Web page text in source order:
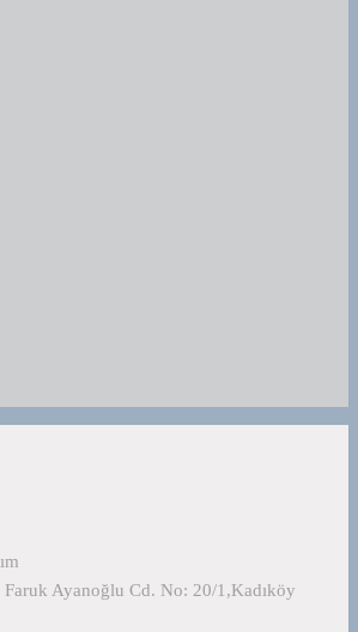
Faruk Ayanoğlu Cd. No: 20/1,Kadıköy